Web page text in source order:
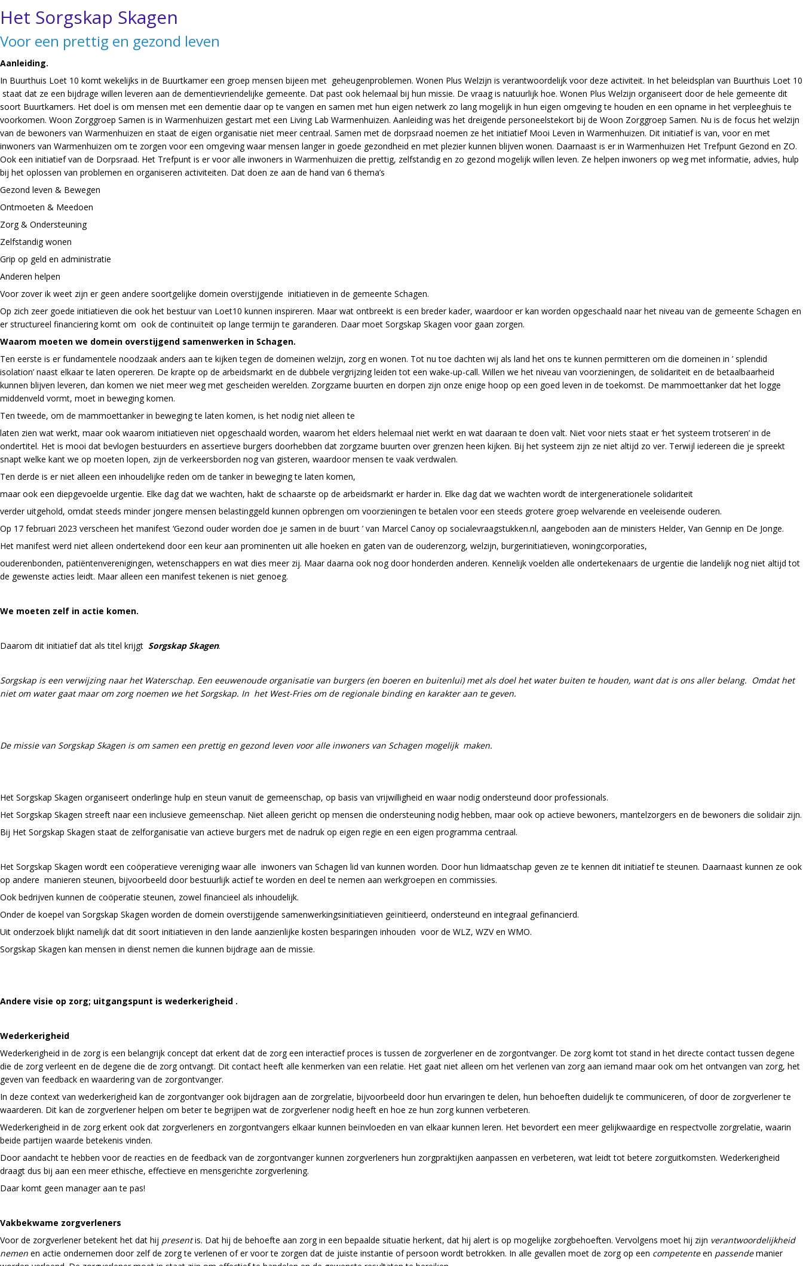
Het Sorgskap Skagen
Voor een prettig en gezond leven
Aanleiding.
In Buurthuis Loet 10 komt wekelijks in de Buurtkamer een groep mensen bijeen met geheugenproblemen. Wonen Plus Welzijn is verantwoordelijk voor deze activiteit. In het beleidsplan van Buurthuis Loet 10
staat dat ze een bijdrage willen leveren aan de dementievriendelijke gemeente. Dat past ook helemaal bij hun missie. De vraag is natuurlijk hoe. Wonen Plus Welzijn organiseert door de hele gemeente dit
soort Buurtkamers. Het doel is om mensen met een dementie daar op te vangen en samen met hun eigen netwerk zo lang mogelijk in hun eigen omgeving te houden en een opname in het verpleeghuis te
voorkomen. Woon Zorggroep Samen is in Warmenhuizen gestart met een Living Lab Warmenhuizen. Aanleiding was het dreigende personeelstekort bij de Woon Zorggroep Samen. Nu is de focus het welzijn
van de bewoners van Warmenhuizen en staat de eigen organisatie niet meer centraal. Samen met de dorpsraad noemen ze het initiatief Mooi Leven in Warmenhuizen. Dit initiatief is van, voor en met
inwoners van Warmenhuizen om te zorgen voor een omgeving waar mensen langer in goede gezondheid en met plezier kunnen blijven wonen. Daarnaast is er in Warmenhuizen Het Trefpunt Gezond en ZO.
Ook een initiatief van de Dorpsraad. Het Trefpunt is er voor alle inwoners in Warmenhuizen die prettig, zelfstandig en zo gezond mogelijk willen leven. Ze helpen inwoners op weg met informatie, advies, hulp
bij het oplossen van problemen en organiseren activiteiten. Dat doen ze aan de hand van 6 thema’s
Gezond leven & Bewegen
Ontmoeten & Meedoen
Zorg & Ondersteuning
Zelfstandig wonen
Grip op geld en administratie
Anderen helpen
Voor zover ik weet zijn er geen andere soortgelijke domein overstijgende initiatieven in de gemeente Schagen.
Op zich zeer goede initiatieven die ook het bestuur van Loet10 kunnen inspireren. Maar wat ontbreekt is een breder kader, waardoor er kan worden opgeschaald naar het niveau van de gemeente Schagen en
er structureel financiering komt om ook de continuïteit op lange termijn te garanderen. Daar moet Sorgskap Skagen voor gaan zorgen.
Waarom moeten we domein overstijgend samenwerken in Schagen.
Ten eerste is er fundamentele noodzaak anders aan te kijken tegen de domeinen welzijn, zorg en wonen. Tot nu toe dachten wij als land het ons te kunnen permitteren om die domeinen in ’ splendid
isolation’ naast elkaar te laten opereren. De krapte op de arbeidsmarkt en de dubbele vergrijzing leiden tot een wake-up-call. Willen we het niveau van voorzieningen, de solidariteit en de betaalbaarheid
kunnen blijven leveren, dan komen we niet meer weg met gescheiden werelden. Zorgzame buurten en dorpen zijn onze enige hoop op een goed leven in de toekomst. De mammoettanker dat het logge
middenveld vormt, moet in beweging komen.
Ten tweede, om de mammoettanker in beweging te laten komen, is het nodig niet alleen te
laten zien wat werkt, maar ook waarom initiatieven niet opgeschaald worden, waarom het elders helemaal niet werkt en wat daaraan te doen valt. Niet voor niets staat er ‘het systeem trotseren’ in de
ondertitel. Het is mooi dat bevlogen bestuurders en assertieve burgers doorhebben dat zorgzame buurten over grenzen heen kijken. Bij het systeem zijn ze niet altijd zo ver. Terwijl iedereen die je spreekt
snapt welke kant we op moeten lopen, zijn de verkeersborden nog van gisteren, waardoor mensen te vaak verdwalen.
Ten derde is er niet alleen een inhoudelijke reden om de tanker in beweging te laten komen,
maar ook een diepgevoelde urgentie. Elke dag dat we wachten, hakt de schaarste op de arbeidsmarkt er harder in. Elke dag dat we wachten wordt de intergenerationele solidariteit
verder uitgehold, omdat steeds minder jongere mensen belastinggeld kunnen opbrengen om voorzieningen te betalen voor een steeds grotere groep welvarende en veeleisende ouderen.
Op 17 februari 2023 verscheen het manifest ‘Gezond ouder worden doe je samen in de buurt ’ van Marcel Canoy op socialevraagstukken.nl, aangeboden aan de ministers Helder, Van Gennip en De Jonge.
Het manifest werd niet alleen ondertekend door een keur aan prominenten uit alle hoeken en gaten van de ouderenzorg, welzijn, burgerinitiatieven, woningcorporaties,
ouderenbonden, patiëntenverenigingen, wetenschappers en wat dies meer zij. Maar daarna ook nog door honderden anderen. Kennelijk voelden alle ondertekenaars de urgentie die landelijk nog niet altijd tot
de gewenste acties leidt. Maar alleen een manifest tekenen is niet genoeg.
We moeten zelf in actie komen.
Daarom dit initiatief dat als titel krijgt Sorgskap Skagen.
Sorgskap is een verwijzing naar het Waterschap. Een eeuwenoude organisatie van burgers (en boeren en buitenlui) met als doel het water buiten te houden, want dat is ons aller belang. Omdat het
niet om water gaat maar om zorg noemen we het Sorgskap. In het West-Fries om de regionale binding en karakter aan te geven.
De missie van Sorgskap Skagen is om samen een prettig en gezond leven voor alle inwoners van Schagen mogelijk maken.
Het Sorgskap Skagen organiseert onderlinge hulp en steun vanuit de gemeenschap, op basis van vrijwilligheid en waar nodig ondersteund door professionals.
Het Sorgskap Skagen streeft naar een inclusieve gemeenschap. Niet alleen gericht op mensen die ondersteuning nodig hebben, maar ook op actieve bewoners, mantelzorgers en de bewoners die solidair zijn.
Bij Het Sorgskap Skagen staat de zelforganisatie van actieve burgers met de nadruk op eigen regie en een eigen programma centraal.
Het Sorgskap Skagen wordt een coöperatieve vereniging waar alle inwoners van Schagen lid van kunnen worden. Door hun lidmaatschap geven ze te kennen dit initiatief te steunen. Daarnaast kunnen ze ook
op andere manieren steunen, bijvoorbeeld door bestuurlijk actief te worden en deel te nemen aan werkgroepen en commissies.
Ook bedrijven kunnen de coöperatie steunen, zowel financieel als inhoudelijk.
Onder de koepel van Sorgskap Skagen worden de domein overstijgende samenwerkingsinitiatieven geïnitieerd, ondersteund en integraal gefinancierd.
Uit onderzoek blijkt namelijk dat dit soort initiatieven in den lande aanzienlijke kosten besparingen inhouden voor de WLZ, WZV en WMO.
Sorgskap Skagen kan mensen in dienst nemen die kunnen bijdrage aan de missie.
Andere visie op zorg; uitgangspunt is wederkerigheid .
Wederkerigheid
Wederkerigheid in de zorg is een belangrijk concept dat erkent dat de zorg een interactief proces is tussen de zorgverlener en de zorgontvanger. De zorg komt tot stand in het directe contact tussen degene
die de zorg verleent en de degene die de zorg ontvangt. Dit contact heeft alle kenmerken van een relatie. Het gaat niet alleen om het verlenen van zorg aan iemand maar ook om het ontvangen van zorg, het
geven van feedback en waardering van de zorgontvanger.
In deze context van wederkerigheid kan de zorgontvanger ook bijdragen aan de zorgrelatie, bijvoorbeeld door hun ervaringen te delen, hun behoeften duidelijk te communiceren, of door de zorgverlener te
waarderen. Dit kan de zorgverlener helpen om beter te begrijpen wat de zorgverlener nodig heeft en hoe ze hun zorg kunnen verbeteren.
Wederkerigheid in de zorg erkent ook dat zorgverleners en zorgontvangers elkaar kunnen beïnvloeden en van elkaar kunnen leren. Het bevordert een meer gelijkwaardige en respectvolle zorgrelatie, waarin
beide partijen waarde betekenis vinden.
Door aandacht te hebben voor de reacties en de feedback van de zorgontvanger kunnen zorgverleners hun zorgpraktijken aanpassen en verbeteren, wat leidt tot betere zorguitkomsten. Wederkerigheid
draagt dus bij aan een meer ethische, effectieve en mensgerichte zorgverlening.
Daar komt geen manager aan te pas!
Vakbekwame zorgverleners
Voor de zorgverlener betekent het dat hij presentis. Dat hij de behoefte aan zorg in een bepaalde situatie herkent, dat hij alert is op mogelijke zorgbehoeften. Vervolgens moet hij zijn verantwoordelijkheid
nemen en actie ondernemen door zelf de zorg te verlenen of er voor te zorgen dat de juiste instantie of persoon wordt betrokken. In alle gevallen moet de zorg op een competenteen passendemanier